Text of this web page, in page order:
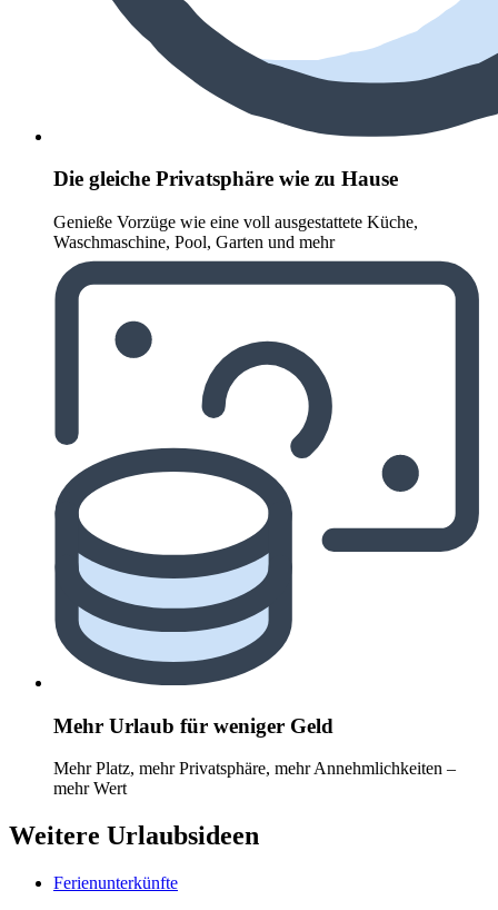
Die gleiche Privatsphäre wie zu Hause
Genieße Vorzüge wie eine voll ausgestattete Küche,
Waschmaschine, Pool, Garten und mehr
Mehr Urlaub für weniger Geld
Mehr Platz, mehr Privatsphäre, mehr Annehmlichkeiten –
mehr Wert
Weitere Urlaubsideen
Ferienunterkünfte